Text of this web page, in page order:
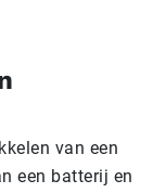
van een
een batterij en